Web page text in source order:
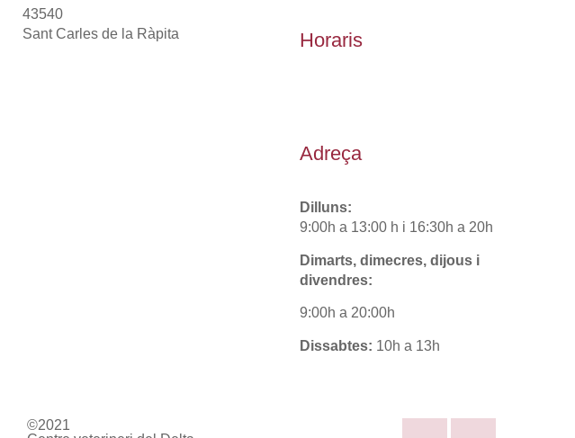
43540
Sant Carles de la Ràpita
Horaris
Adreça
Dilluns:
9:00h a 13:00 h i 16:30h a 20h
Dimarts, dimecres, dijous i
divendres:
9:00h a 20:00h
Dissabtes: 10h a 13h
©2021